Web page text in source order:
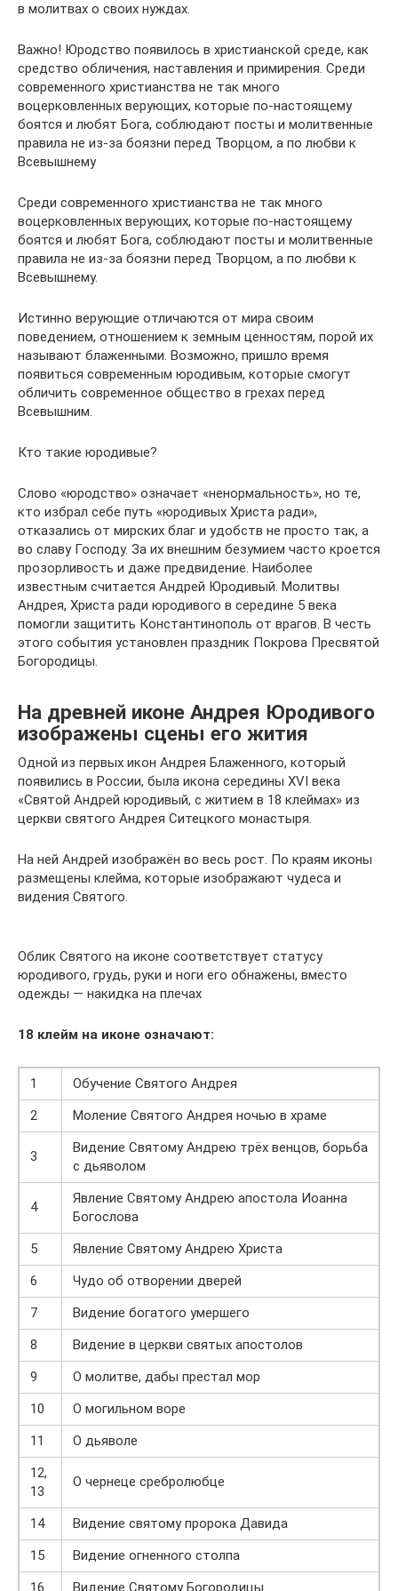
в молитвах о своих нуждах.
Важно! Юродство появилось в христианской среде, как
средство обличения, наставления и примирения. Среди
современного христианства не так много
воцерковленных верующих, которые по-настоящему
боятся и любят Бога, соблюдают посты и молитвенные
правила не из-за боязни перед Творцом, а по любви к
Всевышнему
Среди современного христианства не так много
воцерковленных верующих, которые по-настоящему
боятся и любят Бога, соблюдают посты и молитвенные
правила не из-за боязни перед Творцом, а по любви к
Всевышнему.
Истинно верующие отличаются от мира своим
поведением, отношением к земным ценностям, порой их
называют блаженными. Возможно, пришло время
появиться современным юродивым, которые смогут
обличить современное общество в грехах перед
Всевышним.
Кто такие юродивые?
Слово «юродство» означает «ненормальность», но те,
кто избрал себе путь «юродивых Христа ради»,
отказались от мирских благ и удобств не просто так, а
во славу Господу. За их внешним безумием часто кроется
прозорливость и даже предвидение. Наиболее
известным считается Андрей Юродивый. Молитвы
Андрея, Христа ради юродивого в середине 5 века
помогли защитить Константинополь от врагов. В честь
этого события установлен праздник Покрова Пресвятой
Богородицы.
На древней иконе Андрея Юродивого
изображены сцены его жития
Одной из первых икон Андрея Блаженного, который
появились в России, была икона середины XVI века
«Святой Андрей юродивый, с житием в 18 клеймах» из
церкви святого Андрея Ситецкого монастыря.
На ней Андрей изображён во весь рост. По краям иконы
размещены клейма, которые изображают чудеса и
видения Святого.
Облик Святого на иконе соответствует статусу
юродивого, грудь, руки и ноги его обнажены, вместо
одежды — накидка на плечах
18 клейм на иконе означают:
1
Обучение Святого Андрея
2
Моление Святого Андрея ночью в храме
3
Видение Святому Андрею трёх венцов, борьба
с дьяволом
4
Явление Святому Андрею апостола Иоанна
Богослова
5
Явление Святому Андрею Христа
6
Чудо об отворении дверей
7
Видение богатого умершего
8
Видение в церкви святых апостолов
9
О молитве, дабы престал мор
10
О могильном воре
11
О дьяволе
12,
13
О чернеце сребролюбце
14
Видение святому пророка Давида
15
Видение огненного столпа
16
Видение Святому Богородицы